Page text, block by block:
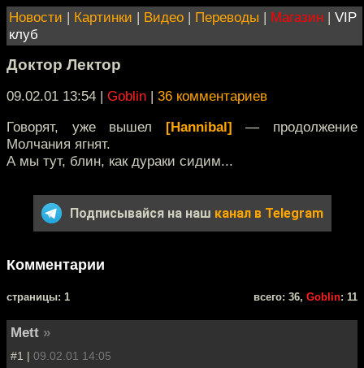
Новости | Картинки | Видео | Переводы | Магазин | VIP
клуб
Доктор Лектор
09.02.01 13:54 | Goblin | 36 комментариев
Говорят, уже вышел [Hannibal] — продолжение
Молчания ягнят.
А мы тут, блин, как дураки сидим...
Подписывайся на наш канал в Telegram
Комментарии
cтраницы: 1 всего: 36, Goblin: 11
Mett »
#1 | 09.02.01 14:05